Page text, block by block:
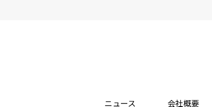
ニュース 会社概要